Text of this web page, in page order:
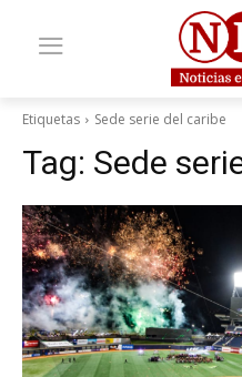
Etiquetas Sede serie del caribe
Tag: Sede